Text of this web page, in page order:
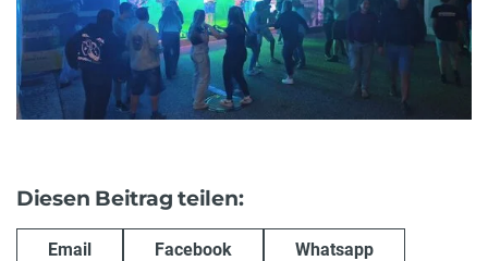
Diesen Beitrag teilen:
Email Facebook Whatsapp